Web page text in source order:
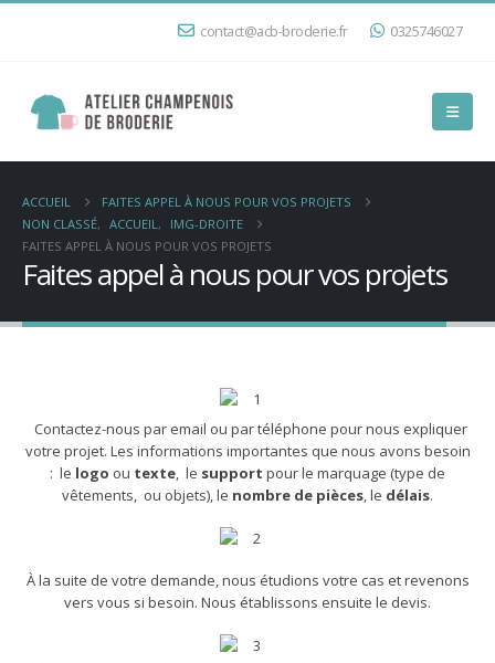
contact@acb-broderie.fr 0325746027
ACCUEIL
FAITES APPEL À NOUS POUR VOS PROJETS
NON CLASSÉ, ACCUEIL,
IMG-DROITE
FAITES APPEL À NOUS POUR VOS PROJETS
Faites appel à nous pour vos projets
Contactez-nous par email ou par téléphone pour nous expliquer
votre projet. Les informations importantes que nous avons besoin
: le logo ou texte, le support pour le marquage (type de
vêtements, ou objets), le nombre de pièces, le délais.
À la suite de votre demande, nous étudions votre cas et revenons
vers vous si besoin. Nous établissons ensuite le devis.